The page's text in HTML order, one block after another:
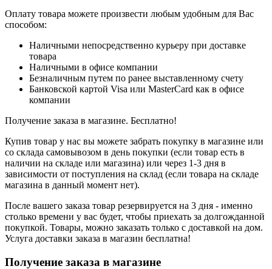
Оплату товара можете произвести любым удобным для Вас
способом:
Наличными непосредственно курьеру при доставке
товара
Наличными в офисе компании
Безналичным путем по ранее выставленному счету
Банковской картой Visa или MasterCard как в офисе
компании
Получение заказа в магазине. Бесплатно!
Купив товар у нас вы можете забрать покупку в магазине или
со склада самовывозом в день покупки (если товар есть в
наличии на складе или магазина) или через 1-3 дня в
зависимости от поступления на склад (если товара на складе
магазина в данный момент нет).
После вашего заказа товар резервируется на 3 дня - именно
столько времени у вас будет, чтобы приехать за долгожданной
покупкой. Товары, можно заказать только с доставкой на дом.
Услуга доставки заказа в магазин бесплатна!
Получение заказа в магазине